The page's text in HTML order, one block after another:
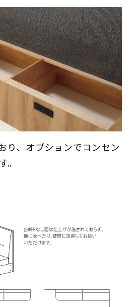
り、オプションでコンセン
。